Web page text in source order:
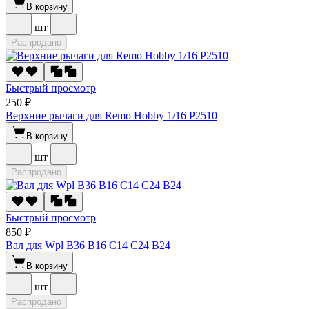
В корзину
шт
Распродано
Быстрый просмотр
250 ₽
Верхние рычаги для Remo Hobby 1/16 P2510
В корзину
шт
Распродано
Быстрый просмотр
850 ₽
Вал для Wpl B36 B16 C14 C24 B24
В корзину
шт
Распродано